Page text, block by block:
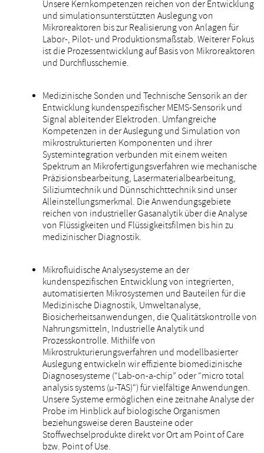
Unsere Kernkompetenzen reichen von der Entwicklung
und simulationsunterstützten Auslegung von
Mikroreaktoren bis zur Realisierung von Anlagen für
Labor-, Pilot- und Produktionsmaßstab. Weiterer Fokus
ist die Prozessentwicklung auf Basis von Mikroreaktoren
und Durchflusschemie.
Medizinische Sonden und Technische Sensorik an der
Entwicklung kundenspezifischer MEMS-Sensorik und
Signal ableitender Elektroden. Umfangreiche
Kompetenzen in der Auslegung und Simulation von
mikrostrukturierten Komponenten und ihrer
Systemintegration verbunden mit einem weiten
Spektrum an Mikrofertigungsverfahren wie mechanische
Präzisionsbearbeitung, Lasermaterialbearbeitung,
Siliziumtechnik und Dünnschichttechnik sind unser
Alleinstellungsmerkmal. Die Anwendungsgebiete
reichen von industrieller Gasanalytik über die Analyse
von Flüssigkeiten und Flüssigkeitsfilmen bis hin zu
medizinischer Diagnostik.
Mikrofluidische Analysesysteme an der
kundenspezifischen Entwicklung von integrierten,
automatisierten Mikrosystemen und Bauteilen für die
Medizinische Diagnostik, Umweltanalyse,
Biosicherheitsanwendungen, die Qualitätskontrolle von
Nahrungsmitteln, Industrielle Analytik und
Prozesskontrolle. Mithilfe von
Mikrostrukturierungsverfahren und modellbasierter
Auslegung entwickeln wir effiziente biomedizinische
Diagnosesysteme (“Lab-on-a-chip” oder “micro total
analysis systems (µ-TAS)“) für vielfältige Anwendungen.
Unsere Systeme ermöglichen eine zeitnahe Analyse der
Probe im Hinblick auf biologische Organismen
beziehungsweise deren Bausteine oder
Stoffwechselprodukte direkt vor Ort am Point of Care
bzw. Point of Use.